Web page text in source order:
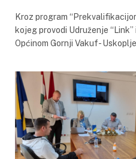
Kroz program
kojeg provodi Udruženje
Općinom Gornji Vakuf-